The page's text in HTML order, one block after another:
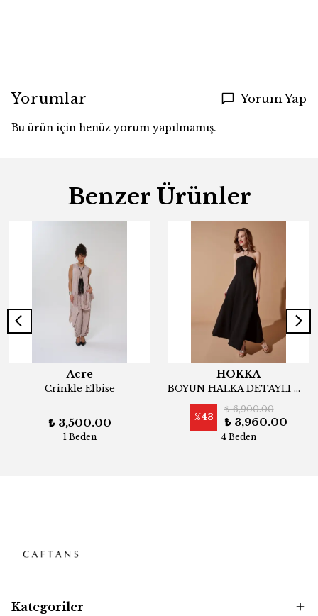
Yorumlar Yorum Yap
Bu ürün için henüz yorum yapılmamış.
Benzer Ürünler
Acre
Crinkle Elbise
₺ 3,500.00
1 Beden
HOKKA
BOYUN HALKA DETAYLI MİDİ KLOŞ ELBİSE
%43
₺ 6,900.00
₺ 3,960.00
4 Beden
Kategoriler